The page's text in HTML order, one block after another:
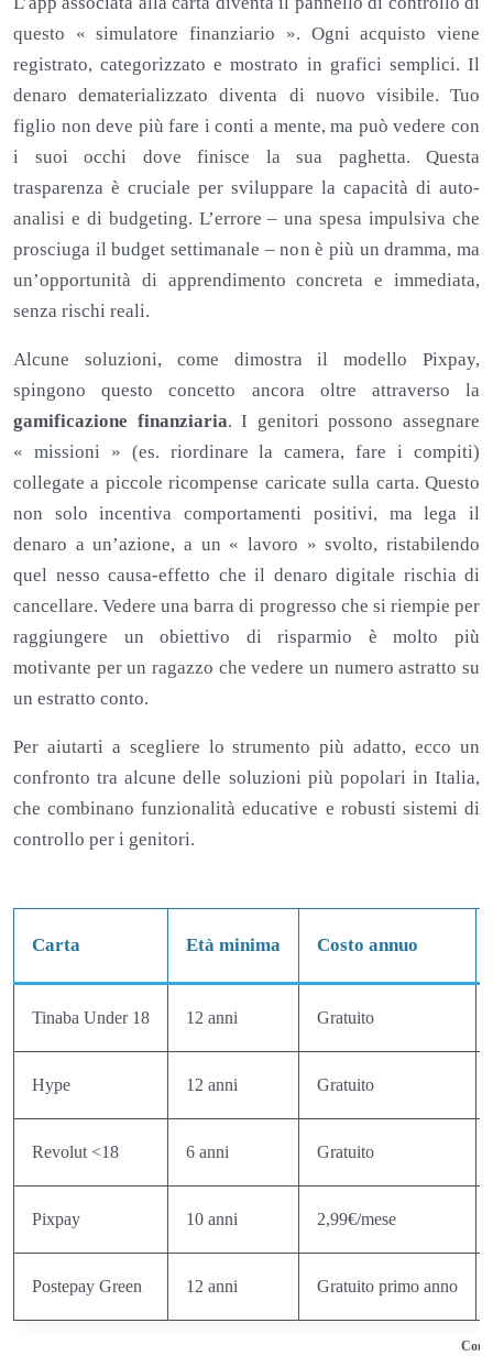
questo « simulatore finanziario ». Ogni acquisto viene
registrato, categorizzato e mostrato in grafici semplici. Il
denaro dematerializzato diventa di nuovo visibile. Tuo
figlio non deve più fare i conti a mente, ma può vedere con
i suoi occhi dove finisce la sua paghetta. Questa
trasparenza è cruciale per sviluppare la capacità di auto-
analisi e di budgeting. L’errore – una spesa impulsiva che
prosciuga il budget settimanale – non è più un dramma, ma
un’opportunità di apprendimento concreta e immediata,
senza rischi reali.
Alcune soluzioni, come dimostra il modello Pixpay,
spingono questo concetto ancora oltre attraverso la
gamificazione finanziaria. I genitori possono assegnare
« missioni » (es. riordinare la camera, fare i compiti)
collegate a piccole ricompense caricate sulla carta. Questo
non solo incentiva comportamenti positivi, ma lega il
denaro a un’azione, a un « lavoro » svolto, ristabilendo
quel nesso causa-effetto che il denaro digitale rischia di
cancellare. Vedere una barra di progresso che si riempie per
raggiungere un obiettivo di risparmio è molto più
motivante per un ragazzo che vedere un numero astratto su
un estratto conto.
Per aiutarti a scegliere lo strumento più adatto, ecco un
confronto tra alcune delle soluzioni più popolari in Italia,
che combinano funzionalità educative e robusti sistemi di
controllo per i genitori.
Carta Età minima Costo annuo
Tinaba Under 18 12 anni Gratuito
Hype 12 anni Gratuito
Revolut <18 6 anni Gratuito
Pixpay 10 anni 2,99€/mese
Postepay Green 12 anni Gratuito primo anno